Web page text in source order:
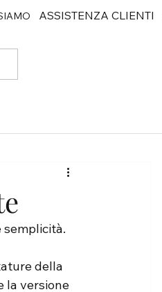
ASSISTENZA CLIENTI
semplicità.
della
la versione